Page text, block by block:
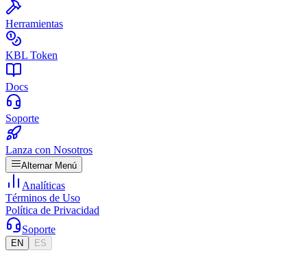
Herramientas
KBL Token
Docs
Soporte
Lanza con Nosotros
Alternar Menú
Analíticas
Términos de Uso
Política de Privacidad
Soporte
EN ES